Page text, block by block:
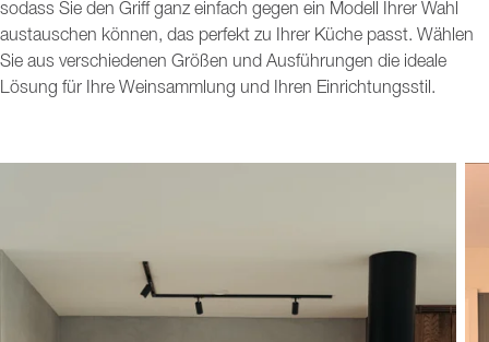
sodass Sie den Griff ganz einfach gegen ein Modell Ihrer Wahl
austauschen können, das perfekt zu Ihrer Küche passt. Wählen
Sie aus verschiedenen Größen und Ausführungen die ideale
Lösung für Ihre Weinsammlung und Ihren Einrichtungsstil.